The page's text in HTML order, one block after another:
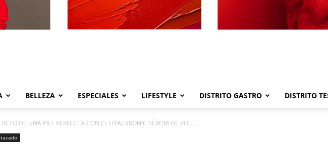
BELLEZA ESPECIALES LIFESTYLE DISTRITO GASTRO DISTRITO
DE UNA PIEL PERFECTA CON EL HYALURONIC SÉRUM DE PFC...